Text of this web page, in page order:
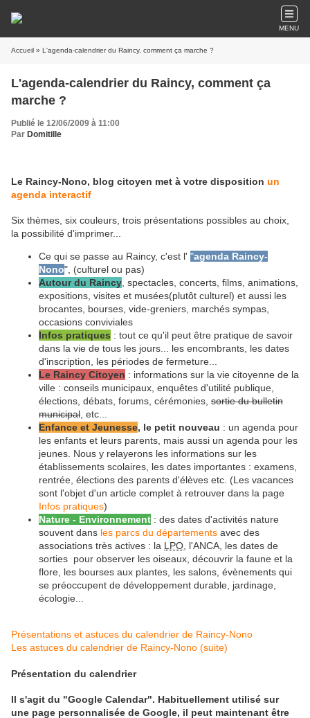
MENU
Accueil » L'agenda-calendrier du Raincy, comment ça marche ?
L'agenda-calendrier du Raincy, comment ça
marche ?
Publié le 12/06/2009 à 11:00
Par Domitille
Le Raincy-Nono, blog citoyen met à votre disposition un
agenda interactif
Six thèmes, six couleurs, trois présentations possibles au choix,
la possibilité d'imprimer...
Ce qui se passe au Raincy, c'est l' "agenda Raincy-
Nono", (culturel ou pas)
Autour du Raincy, spectacles, concerts, films, animations,
expositions, visites et musées(plutôt culturel) et aussi les
brocantes, bourses, vide-greniers, marchés sympas,
occasions conviviales
Infos pratiques : tout ce qu'il peut être pratique de savoir
dans la vie de tous les jours... les encombrants, les dates
d'inscription, les périodes de fermeture...
Le Raincy Citoyen : informations sur la vie citoyenne de la
ville : conseils municipaux, enquêtes d'utilité publique,
élections, débats, forums, cérémonies, sortie du bulletin
municipal, etc...
Enfance et Jeunesse, le petit nouveau : un agenda pour
les enfants et leurs parents, mais aussi un agenda pour les
jeunes. Nous y relayerons les informations sur les
établissements scolaires, les dates importantes : examens,
rentrée, élections des parents d'élèves etc. (Les vacances
sont l'objet d'un article complet à retrouver dans la page
Infos pratiques)
Nature - Environnement : des dates d'activités nature
souvent dans les parcs du départements avec des
associations très actives : la LPO, l'ANCA, les dates de
sorties pour observer les oiseaux, découvrir la faune et la
flore, les bourses aux plantes, les salons, évènements qui
se préoccupent de développement durable, jardinage,
écologie...
Présentations et astuces du calendrier de Raincy-Nono
Les astuces du calendrier de Raincy-Nono (suite)
Présentation du calendrier
Il s'agit du "Google Calendar". Habituellement utilisé sur
une page personnalisée de Google, il peut maintenant être